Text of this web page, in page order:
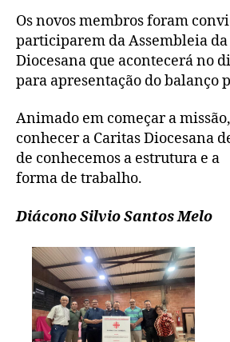
Os novos membros foram
participarem da Assembleia da
Diocesana que acontecerá no
para apresentação do balanço
Animado em começar a
conhecer a Caritas Diocesana
de conhecemos a estrutura e a
forma de trabalho.
Diácono Silvio Santos Melo